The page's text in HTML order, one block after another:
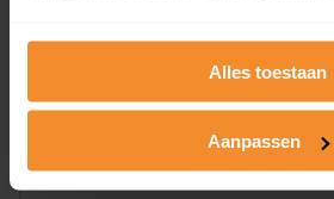
Alles toestaan
Aanpassen
Kadastrale kaart pakket
Alleen globale ligging perceel
omliggende percelen met de